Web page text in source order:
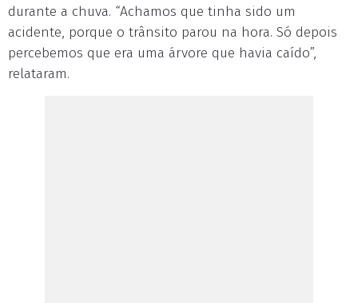
durante a chuva. “Achamos que tinha sido um
acidente, porque o trânsito parou na hora. Só depois
percebemos que era uma árvore que havia caído”,
relataram.